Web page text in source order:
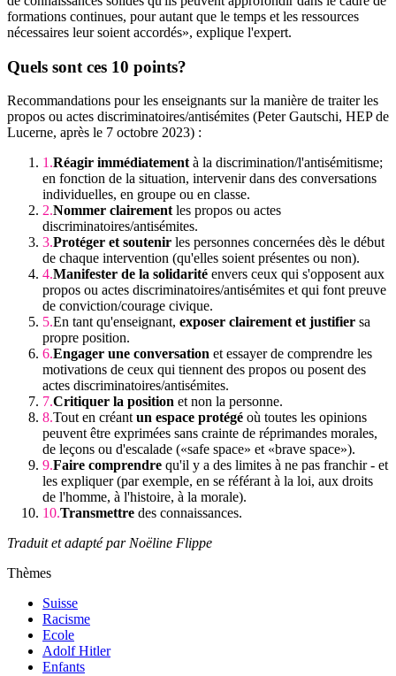
formations continues, pour autant que le temps et les ressources
nécessaires leur soient accordés», explique l'expert.
Quels sont ces 10 points?
Recommandations pour les enseignants sur la manière de traiter les
propos ou actes discriminatoires/antisémites (Peter Gautschi, HEP de
Lucerne, après le 7 octobre 2023) :
Réagir immédiatementà la discrimination/l'antisémitisme;
en fonction de la situation, intervenir dans des conversations
individuelles, en groupe ou en classe.
Nommer clairementles propos ou actes
discriminatoires/antisémites.
Protéger et soutenir les personnes concernées dès le début
de chaque intervention (qu'elles soient présentes ou non).
Manifester de la solidarité envers ceux qui s'opposent aux
propos ou actes discriminatoires/antisémites et qui font preuve
de conviction/courage civique.
En tant qu'enseignant, exposer clairement et justifier sa
propre position.
Engager une conversation et essayer de comprendre les
motivations de ceux qui tiennent des propos ou posent des
actes discriminatoires/antisémites.
Critiquer la position et non la personne.
Tout en créantun espace protégé où toutes les opinions
peuvent être exprimées sans crainte de réprimandes morales,
de leçons ou d'escalade («safe space» et «brave space»).
Faire comprendre qu'il y a des limites à ne pas franchir - et
les expliquer (par exemple, en se référant à la loi, aux droits
de l'homme, à l'histoire, à la morale).
Transmettre des connaissances.
Traduit et adapté par Noëline Flippe
Thèmes
Suisse
Racisme
Ecole
Adolf Hitler
Enfants